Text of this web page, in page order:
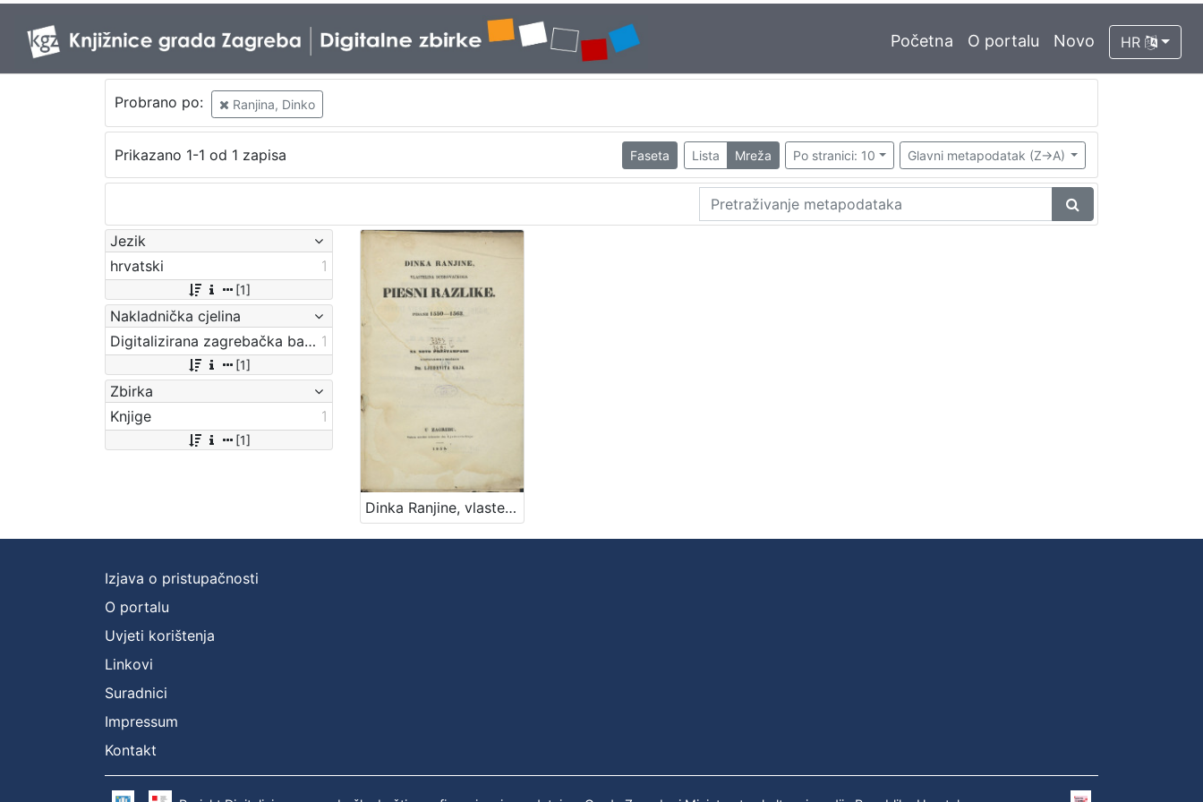
Početna O portalu Novo HR
Probrano po: Ranjina, Dinko
Prikazano 1-1 od 1 zapisa Faseta Lista Mreža Po stranici: 10 Glavni metapodatak (Z->A)
Jezik
hrvatski
1
[1]
Nakladnička cjelina
Digitalizirana zagrebačka baština 1
[1]
Zbirka
Knjige
1
[1]
Dinka Ranjine, vlastelina dubrovačkoga Piesni razlike : pisane 1550-1563. : na novo preštampane
Izjava o pristupačnosti
O portalu
Uvjeti korištenja
Linkovi
Suradnici
Impressum
Kontakt